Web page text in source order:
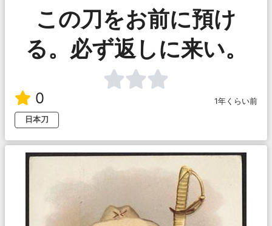
この刀をお前に預け
る。必ず返しに来い。
0
1年くらい前
日本刀